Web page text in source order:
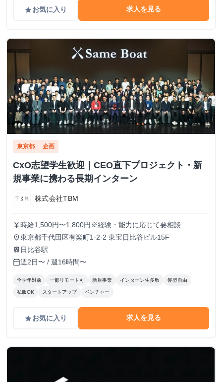
gradeお気に入り 求人を見る
東京都 企画
CxO志望学生歓迎｜CEO直下プロジェクト・新
規事業に携わる長期インターン
株式会社TBM
currency_yen 時給1,500円〜1,800円※経験・能力に応じて要相談
place東京都千代田区有楽町1-2-2 東宝日比谷ビル15F
train 日比谷駅
calendar_today週2日〜 / 週16時間〜
全学年対象 一部リモート可 新規事業 インターン生多数 髪型自由
私服OK スタートアップ ベンチャー
gradeお気に入り 求人を見る